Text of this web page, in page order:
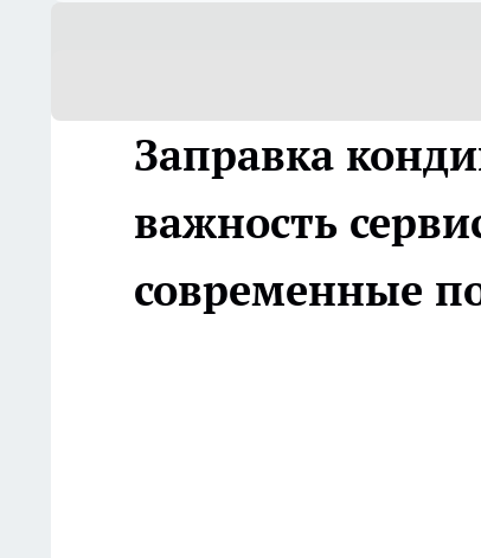
Заправка
важность
современные